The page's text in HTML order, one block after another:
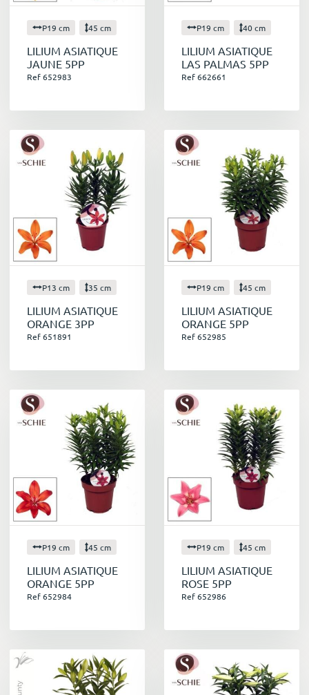
P19 cm 45 cm
LILIUM ASIATIQUE
JAUNE 5PP
Ref 652983
P19 cm 40 cm
LILIUM ASIATIQUE
LAS PALMAS 5PP
Ref 662661
P13 cm 35 cm
LILIUM ASIATIQUE
ORANGE 3PP
Ref 651891
P19 cm 45 cm
LILIUM ASIATIQUE
ORANGE 5PP
Ref 652985
P19 cm 45 cm
LILIUM ASIATIQUE
ORANGE 5PP
Ref 652984
P19 cm 45 cm
LILIUM ASIATIQUE
ROSE 5PP
Ref 652986